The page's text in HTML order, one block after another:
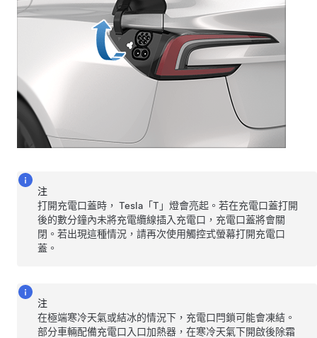
注
打開充電口蓋時， Tesla「T」燈會亮起。若在充電口蓋打開
後的數分鐘內未將充電纜線插入充電口，充電口蓋將會關
閉。若出現這種情況，請再次使用觸控式螢幕打開充電口
蓋。
注
在極端寒冷天氣或結冰的情況下，充電口閂鎖可能會凍結。
部分車輛配備充電口入口加熱器，在寒冷天氣下開啟後除霜